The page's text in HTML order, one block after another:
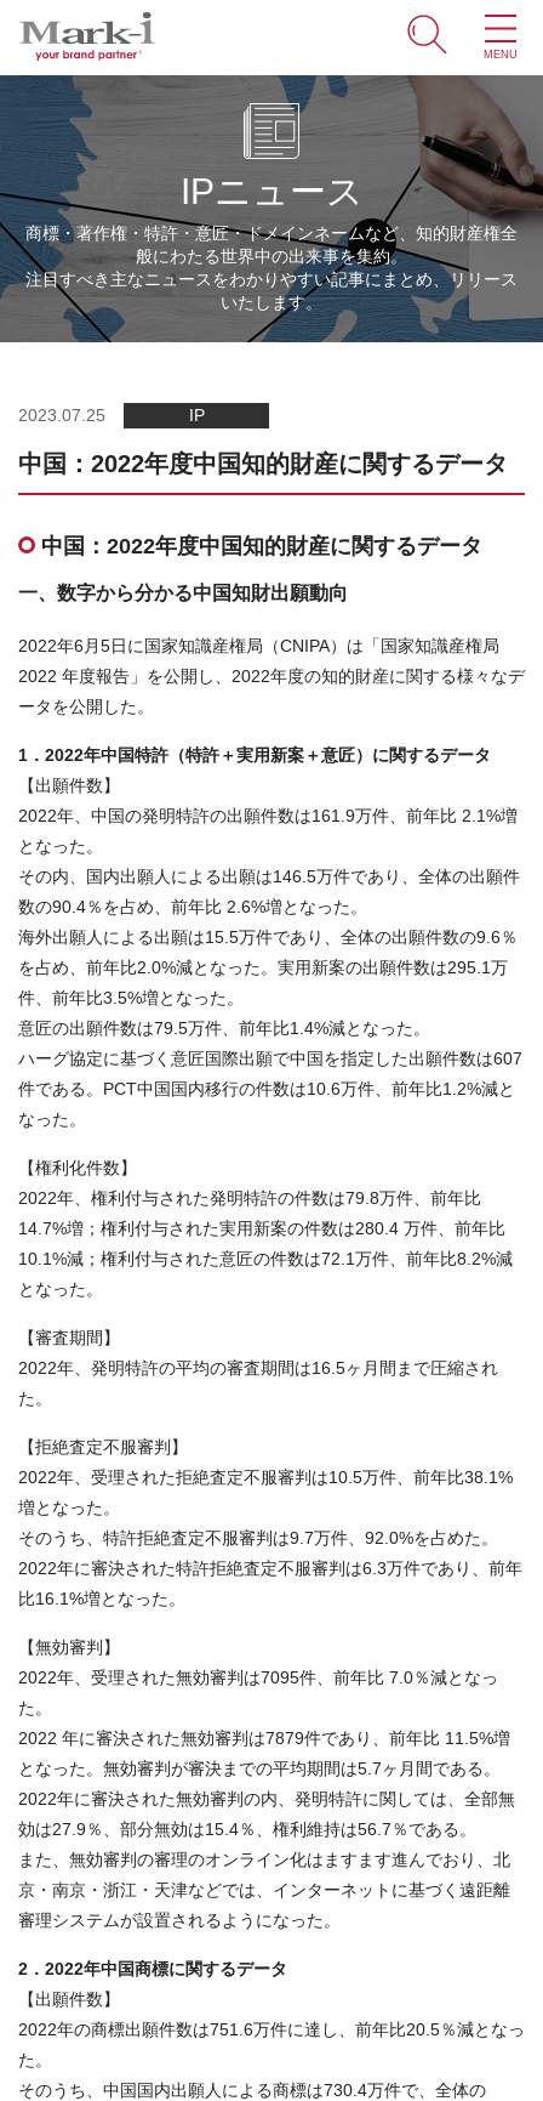
MENU
サービス
取引事例
商標・ブランドの豆知識
知財情報
ENGLISH
お問合せはこちら
IPニュース
商標・著作権・特許・意匠・ドメインネームなど、知的財産権全
般にわたる世界中の出来事を集約。
注目すべき主なニュースをわかりやすい記事にまとめ、リリース
いたします。
2023.07.25 IP
中国：2022年度中国知的財産に関するデータ
中国：2022年度中国知的財産に関するデータ
一、数字から分かる中国知財出願動向
2022年6月5日に国家知識産権局（CNIPA）は「国家知識産権局
2022 年度報告」を公開し、2022年度の知的財産に関する様々なデ
ータを公開した。
1．2022年中国特許（特許＋実用新案＋意匠）に関するデータ
【出願件数】
2022年、中国の発明特許の出願件数は161.9万件、前年比 2.1%増
となった。
その内、国内出願人による出願は146.5万件であり、全体の出願件
数の90.4％を占め、前年比 2.6%増となった。
海外出願人による出願は15.5万件であり、全体の出願件数の9.6％
を占め、前年比2.0%減となった。実用新案の出願件数は295.1万
件、前年比3.5%増となった。
意匠の出願件数は79.5万件、前年比1.4%減となった。
ハーグ協定に基づく意匠国際出願で中国を指定した出願件数は607
件である。PCT中国国内移行の件数は10.6万件、前年比1.2%減と
なった。
【権利化件数】
2022年、権利付与された発明特許の件数は79.8万件、前年比
14.7%増；権利付与された実用新案の件数は280.4 万件、前年比
10.1%減；権利付与された意匠の件数は72.1万件、前年比8.2%減
となった。
【審査期間】
2022年、発明特許の平均の審査期間は16.5ヶ月間まで圧縮され
た。
【拒絶査定不服審判】
2022年、受理された拒絶査定不服審判は10.5万件、前年比38.1%
増となった。
そのうち、特許拒絶査定不服審判は9.7万件、92.0%を占めた。
2022年に審決された特許拒絶査定不服審判は6.3万件であり、前年
比16.1%増となった。
【無効審判】
2022年、受理された無効審判は7095件、前年比 7.0％減となっ
た。
2022 年に審決された無効審判は7879件であり、前年比 11.5%増
となった。無効審判が審決までの平均期間は5.7ヶ月間である。
2022年に審決された無効審判の内、発明特許に関しては、全部無
効は27.9％、部分無効は15.4％、権利維持は56.7％である。
また、無効審判の審理のオンライン化はますます進んでおり、北
京・南京・浙江・天津などでは、インターネットに基づく遠距離
審理システムが設置されるようになった。
2．2022年中国商標に関するデータ
【出願件数】
2022年の商標出願件数は751.6万件に達し、前年比20.5％減となっ
た。
そのうち、中国国内出願人による商標は730.4万件で、全体の